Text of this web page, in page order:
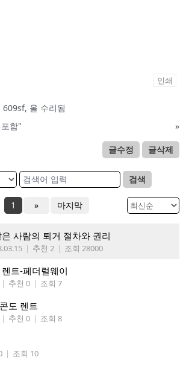
인쇄
올 수리됨
함"
»
글수정 글삭제
검색
1 » 마지막
사람의 퇴거 절차와 권리
| 추천 2 | 조회 28000
트-페더럴웨이
| 추천 0 | 조회 7
도 렌트
| 추천 0 | 조회 8
| 조회 10